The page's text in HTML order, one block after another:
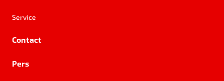
Service
Contact
Pers